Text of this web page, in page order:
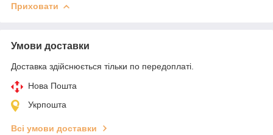
Приховати
Умови доставки
Доставка здійснюється тільки по передоплаті.
Нова Пошта
Укрпошта
Всі умови доставки